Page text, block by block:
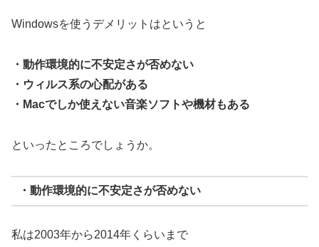
Windowsを使うデメリットはというと
・動作環境的に不安定さが否めない
・ウィルス系の心配がある
・Macでしか使えない音楽ソフトや機材もある
といったところでしょうか。
・動作環境的に不安定さが否めない
私は2003年から2014年くらいまで